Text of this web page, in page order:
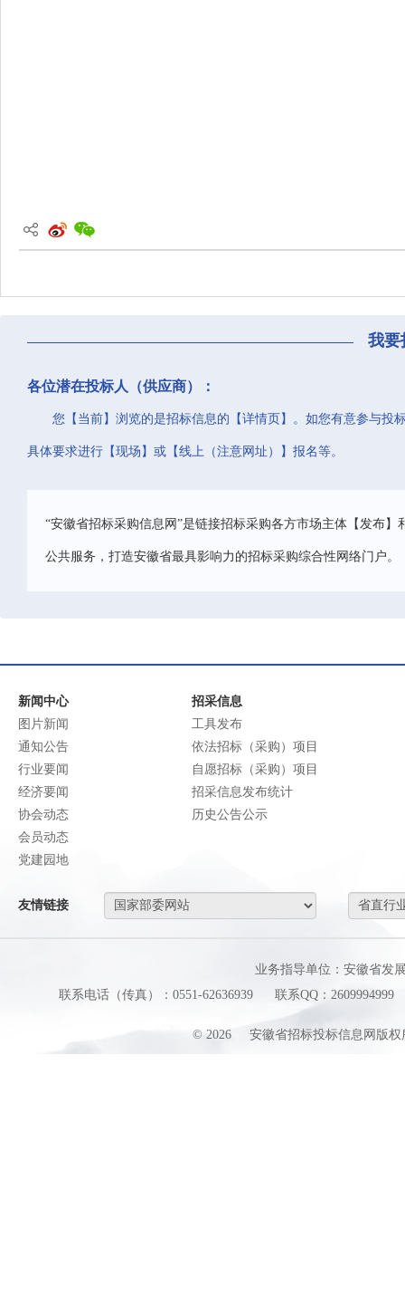
我要
各位潜在投标人（供应商）：
您【当前】浏览的是招标信息的【详情页】。如您有意参与投
具体要求进行【现场】或【线上（注意网址）】报名等。
“安徽省招标采购信息网”是链接招标采购各方市场主体【发布
公共服务，打造安徽省最具影响力的招标采购综合性网络门户。
新闻中心
图片新闻
通知公告
行业要闻
经济要闻
协会动态
会员动态
党建园地
招采信息
工具发布
依法招标（采购）项目
自愿招标（采购）项目
招采信息发布统计
历史公告公示
友情链接
业务指导单位：安徽省发
联系电话（传真）：0551-62636939
联系QQ：2609994999
© 2026 安徽省招标投标信息网版